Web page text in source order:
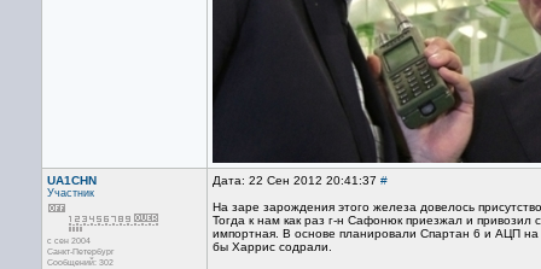
UA1CHN
Участник
с сен 2004
Санкт-Петербург
Сообщений: 302
Дата: 22 Сен 2012 20:41:37 #
На заре зарождения этого железа довелось
Тогда к нам как раз г-н Сафонюк приезжал и привозил
импортная. В основе планировали Cпартан 6 и АЦП
бы Харрис содрали.